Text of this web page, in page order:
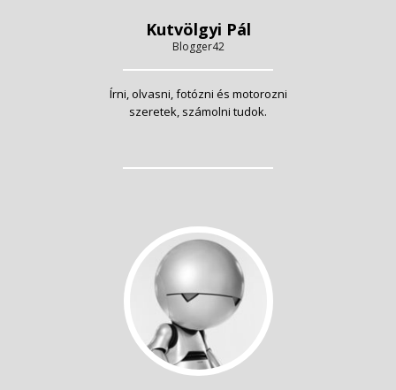
Kutvölgyi Pál
Blogger42
Írni, olvasni, fotózni és motorozni
szeretek, számolni tudok.